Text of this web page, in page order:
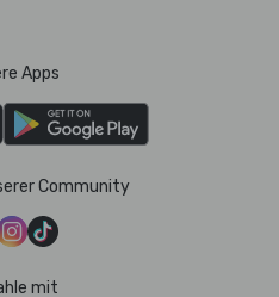
Apps
Community
mit